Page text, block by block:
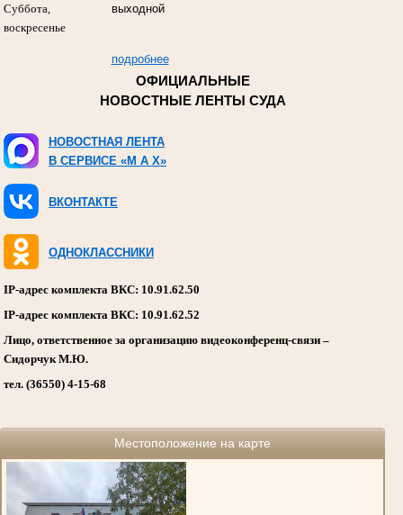
Суббота,
воскресенье
выходной
подробнее
ОФИЦИАЛЬНЫЕ
НОВОСТНЫЕ ЛЕНТЫ СУДА
НОВОСТНАЯ ЛЕНТА
В СЕРВИСЕ «M A X»
ВКОНТАКТЕ
ОДНОКЛАССНИКИ
IP-адрес комплекта ВКС: 10.91.62.50
IP-адрес комплекта ВКС: 10.91.62.52
Лицо, ответственное за организацию видеоконференц-связи –
Сидорчук М.Ю.
тел. (36550) 4-15-68
Местоположение на карте